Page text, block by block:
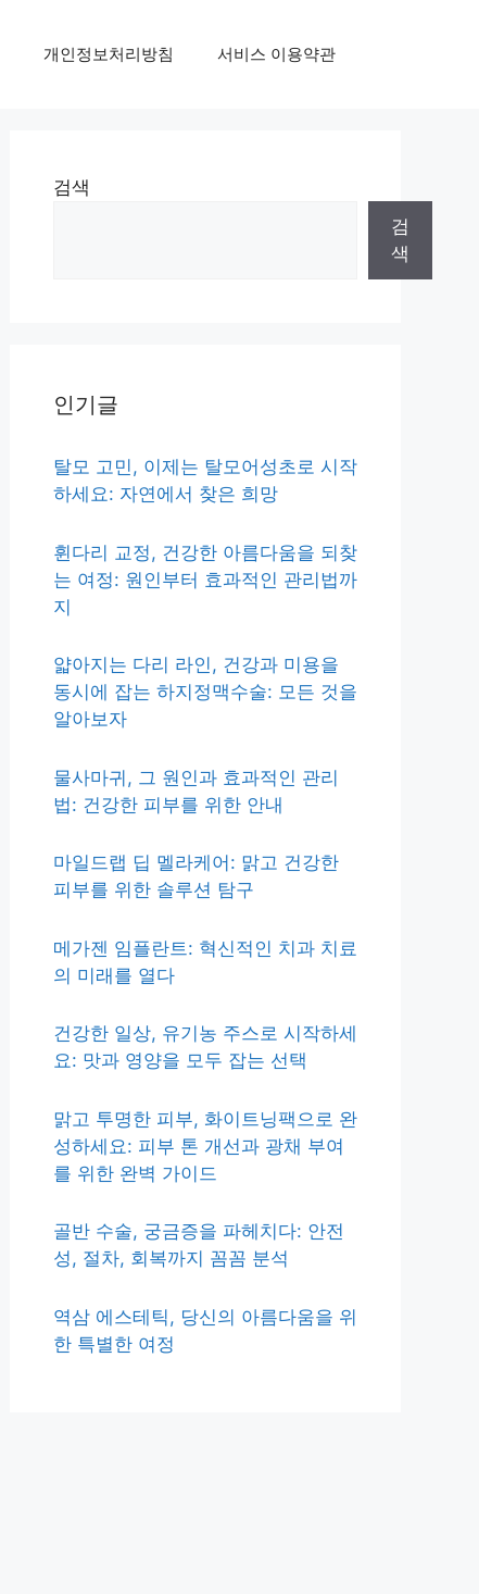
개인정보처리방침 서비스 이용약관
검색
검
색
인기글
탈모 고민, 이제는 탈모어성초로 시작
하세요: 자연에서 찾은 희망
휜다리 교정, 건강한 아름다움을 되찾
는 여정: 원인부터 효과적인 관리법까
지
얇아지는 다리 라인, 건강과 미용을
동시에 잡는 하지정맥수술: 모든 것을
알아보자
물사마귀, 그 원인과 효과적인 관리
법: 건강한 피부를 위한 안내
마일드랩 딥 멜라케어: 맑고 건강한
피부를 위한 솔루션 탐구
메가젠 임플란트: 혁신적인 치과 치료
의 미래를 열다
건강한 일상, 유기농 주스로 시작하세
요: 맛과 영양을 모두 잡는 선택
맑고 투명한 피부, 화이트닝팩으로 완
성하세요: 피부 톤 개선과 광채 부여
를 위한 완벽 가이드
골반 수술, 궁금증을 파헤치다: 안전
성, 절차, 회복까지 꼼꼼 분석
역삼 에스테틱, 당신의 아름다움을 위
한 특별한 여정